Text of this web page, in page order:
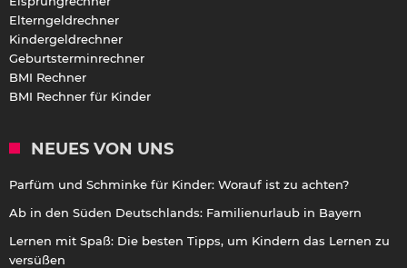
Elterngeldrechner
Kindergeldrechner
Geburtsterminrechner
BMI Rechner
BMI Rechner für Kinder
NEUES VON UNS
Parfüm und Schminke für Kinder: Worauf ist zu achten?
Ab in den Süden Deutschlands: Familienurlaub in Bayern
Lernen mit Spaß: Die besten Tipps, um Kindern das Lernen zu
versüßen